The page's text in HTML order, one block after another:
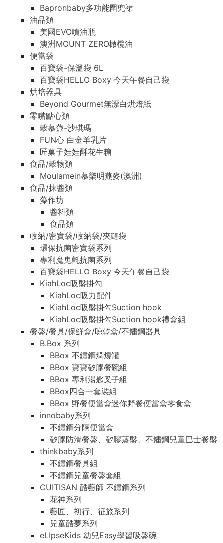
Bapronbaby多功能圍兜裙
油品類
美國EVO噴油瓶
澳洲MOUNT ZERO橄欖油
便當袋
百寶袋-保溫袋 6L
百寶袋HELLO Boxy 今天午餐自己袋
烘培器具
Beyond Gourmet無漂白烘焙紙
零嘴點心類
穀慕蒎-沙琪瑪
FUN心 白金羊乳片
匠菓子娃娃酥花生糖
食品/穀物類
Moulamein慕樂明燕麥(澳洲)
食品/抹醬類
藻作坊
醬料類
食品類
收納/密實袋/收納袋/夾鏈袋
環保抗菌密實袋系列
專利魔鬼氈抗菌系列
百寶袋HELLO Boxy 今天午餐自己袋
KiahLoc吸盤掛勾
KiahLoc吸力配件
KiahLoc吸盤掛勾Suction hook
KiahLoc吸盤掛勾Suction hook禮盒組
餐盤/餐具/保鮮盒/晾乾盒/不鏽鋼器具
B.Box 系列
BBox 不鏽鋼燜燒罐
BBox 寶寶矽膠餐碗組
BBox 專利湯匙叉子組
BBox四合一套裝組
BBox 野餐便當盒迷你野餐便當盒零食盒
innobaby系列
不鏽鋼分隔便當盒
矽膠防滑餐盤、矽膠蒸盤、不鏽鋼兒童巴士餐盤
thinkbaby系列
不鏽鋼餐具組
不鏽鋼兒童餐盤套組
CUITISAN 酷藝師 不鏽鋼系列
花神系列
藝匠、初行、征旅系列
兒童酷夢系列
eLIpseKids 幼兒Easy學習吸盤碗